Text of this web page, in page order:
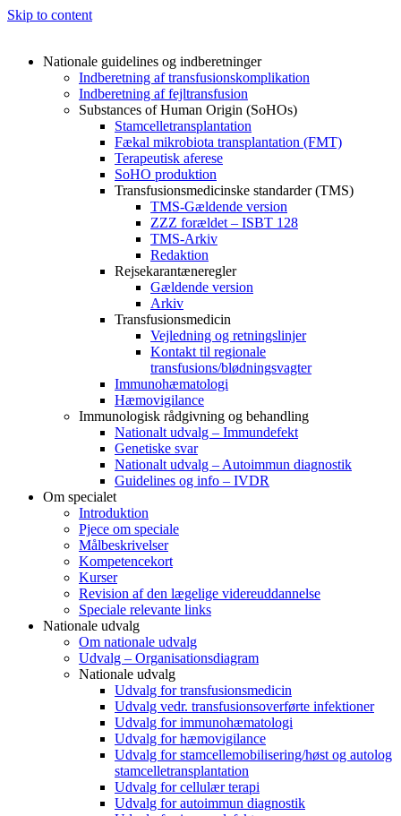
Skip to content
Nationale guidelines og indberetninger
Indberetning af transfusionskomplikation
Indberetning af fejltransfusion
Substances of Human Origin (SoHOs)
Stamcelletransplantation
Fækal mikrobiota transplantation (FMT)
Terapeutisk aferese
SoHO produktion
Transfusionsmedicinske standarder (TMS)
TMS-Gældende version
ZZZ forældet – ISBT 128
TMS-Arkiv
Redaktion
Rejsekarantæneregler
Gældende version
Arkiv
Transfusionsmedicin
Vejledning og retningslinjer
Kontakt til regionale
transfusions/blødningsvagter
Immunohæmatologi
Hæmovigilance
Immunologisk rådgivning og behandling
Nationalt udvalg – Immundefekt
Genetiske svar
Nationalt udvalg – Autoimmun diagnostik
Guidelines og info – IVDR
Om specialet
Introduktion
Pjece om speciale
Målbeskrivelser
Kompetencekort
Kurser
Revision af den lægelige videreuddannelse
Speciale relevante links
Nationale udvalg
Om nationale udvalg
Udvalg – Organisationsdiagram
Nationale udvalg
Udvalg for transfusionsmedicin
Udvalg vedr. transfusionsoverførte infektioner
Udvalg for immunohæmatologi
Udvalg for hæmovigilance
Udvalg for stamcellemobilisering/høst og autolog
stamcelletransplantation
Udvalg for cellulær terapi
Udvalg for autoimmun diagnostik